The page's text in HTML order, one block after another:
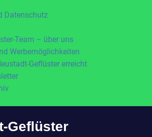
Datenschutz
Team – über uns
Werbemöglichkeiten
Geflüster erreicht
Geflüster